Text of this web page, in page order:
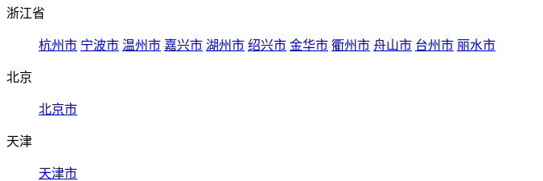
浙江省
杭州市 宁波市 温州市 嘉兴市 湖州市 绍兴市 金华市 衢州市 舟山市 台州市 丽水市
北京
北京市
天津
天津市